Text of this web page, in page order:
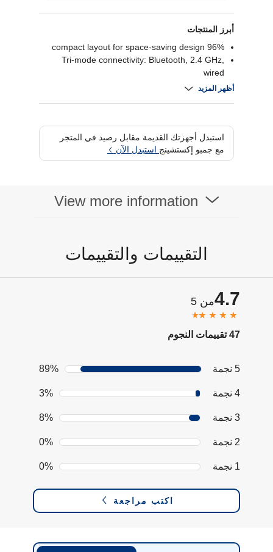
أبرز المنتجات
96% compact layout for space-saving design
Tri-mode connectivity: Bluetooth, 2.4 GHz,
wired
Hot-swappable pre-lubed NX Snow/Storm
wrist rest.
أظهر المزيد
استبدل أجهزتك القديمة مقابل رصيد في المتجر
مع جمبو إكستشينج استبدل الآن
View more information
التقييمات والتقييمات
4.7من 5
47 تقييمات النجوم
5 نجمة 89%
4 نجمة 3%
3 نجمة 8%
2 نجمة 0%
1 نجمة 0%
اكتب مراجعة